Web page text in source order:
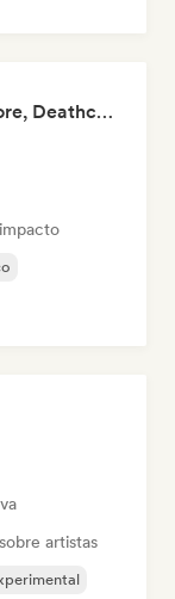
Metal Mayhem 🤘 Metalcore, Deathcore & Progressive Metal
artistas